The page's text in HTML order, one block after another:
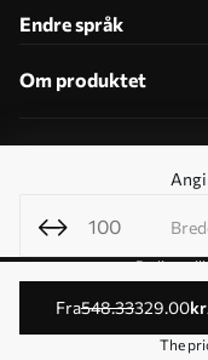
fra548.33329.00kr
The
Endre språk
Om produktet
Om selskapet
Rediger
© 2011-2026 Uwalls
KLW Sp. z